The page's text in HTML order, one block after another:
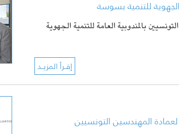
للتنمية بسوسة
بالمندوبية العامة للتنمية الجهوية